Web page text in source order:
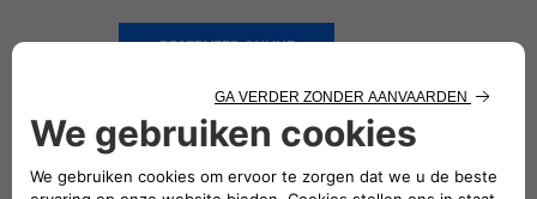
RESERVEER ONLINE